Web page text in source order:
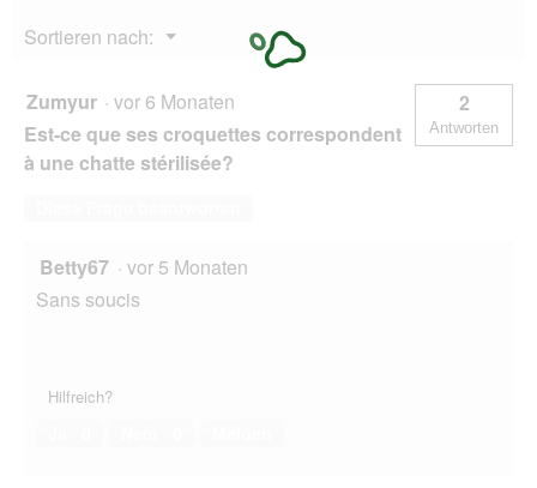
Sortieren nach:
▼
Menü
Zumyur · vor 6 Monaten
Est-ce que ses croquettes correspondent
à une chatte stérilisée?
2
Antworten
Betty67 · vor 5 Monaten
Sans soucis
Hilfreich?